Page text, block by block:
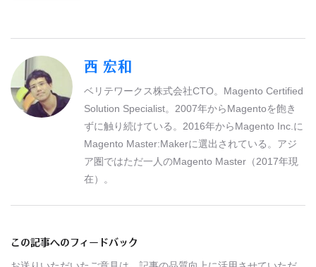
西 宏和
ベリテワークス株式会社CTO。Magento Certified
Solution Specialist。2007年からMagentoを飽き
ずに触り続けている。2016年からMagento Inc.に
Magento Master:Makerに選出されている。アジ
ア圏ではただ一人のMagento Master（2017年現
在）。
この記事へのフィードバック